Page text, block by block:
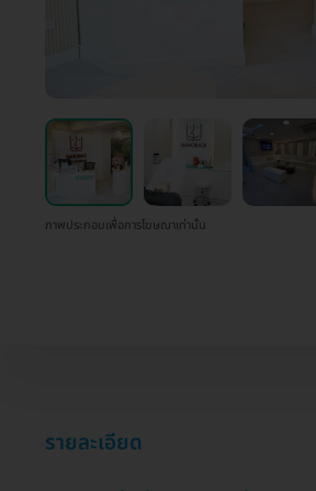
ภาพประกอบเพื่อการโฆษณาเท่านั้น
รายละเอียด